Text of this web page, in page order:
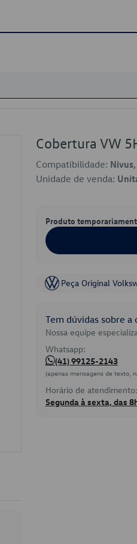
Cobertura VW
Compatibilidade:
Unidade de venda:
Produto
Peça Original
Tem dúvidas sobre
Nossa equipe
Whatsapp:
(41) 99125-2143
(apenas mensagens de texto,
Horário de atendimento:
Segunda à sexta, das